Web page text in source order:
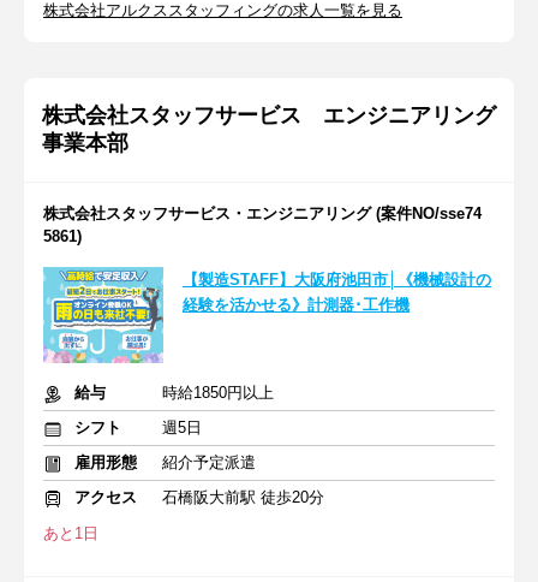
株式会社アルクススタッフィングの求人一覧を見る
株式会社スタッフサービス エンジニアリング
事業本部
株式会社スタッフサービス・エンジニアリング (案件NO/sse74
5861)
【製造STAFF】大阪府池田市│《機械設計の
経験を活かせる》計測器･工作機
給与
時給1850円以上
シフト
週5日
雇用形態
紹介予定派遣
アクセス
石橋阪大前駅 徒歩20分
あと1日